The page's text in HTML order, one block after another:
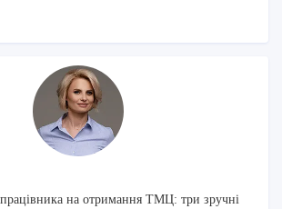
на отримання ТМЦ: три зручні